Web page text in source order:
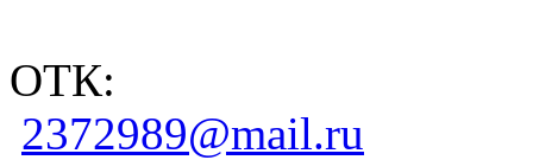
ОТК:
2372989@mail.ru